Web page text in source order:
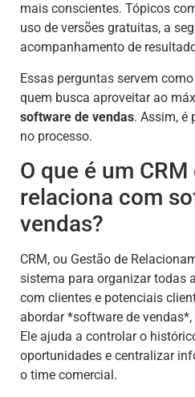
mais conscientes. Tópicos
uso de versões gratuitas, a
acompanhamento de
Essas perguntas servem
quem busca aproveitar ao
software de vendas. Assim, é
no processo.
O que é um
relaciona com
vendas?
CRM, ou Gestão de
sistema para organizar todas
com clientes e potenciais
abordar *software de
Ele ajuda a controlar o
oportunidades e centralizar
o time comercial.